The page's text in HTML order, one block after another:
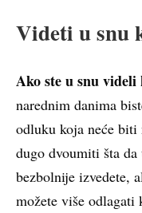
Videti u snu
Ako ste u snu videli
narednim danima
odluku koja neće biti
dugo dvoumiti šta
bezbolnije izvedete,
možete više odlagati